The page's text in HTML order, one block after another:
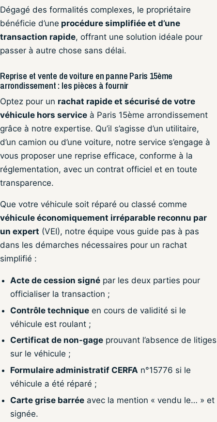
Dégagé des formalités complexes, le propriétaire
bénéficie d’une procédure simplifiée et d’une
transaction rapide, offrant une solution idéale pour
passer à autre chose sans délai.
Reprise et vente de voiture en panne Paris 15ème
arrondissement : les pièces à fournir
Optez pour un rachat rapide et sécurisé de votre
véhicule hors service à Paris 15ème arrondissement
grâce à notre expertise. Qu’il s’agisse d’un utilitaire,
d’un camion ou d’une voiture, notre service s’engage à
vous proposer une reprise efficace, conforme à la
réglementation, avec un contrat officiel et en toute
transparence.
Que votre véhicule soit réparé ou classé comme
véhicule économiquement irréparable reconnu par
un expert (VEI), notre équipe vous guide pas à pas
dans les démarches nécessaires pour un rachat
simplifié :
Acte de cession signépar les deux parties pour
officialiser la transaction ;
Contrôle techniqueen cours de validité si le
véhicule est roulant ;
Certificat de non-gageprouvant l’absence de litiges
sur le véhicule ;
Formulaire administratif CERFA n°15776 si le
véhicule a été réparé ;
Carte grise barréeavec la mention « vendu le… » et
signée.